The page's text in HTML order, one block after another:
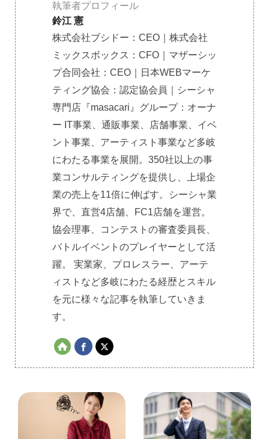
執筆者プロフィール
鈴江 憲
株式会社ブシドー：CEO｜株式会社
ミックスボックス：CFO｜マザーシッ
プ合同会社：CEO｜日本WEBマーケ
ティング協会：認定協会員｜シーシャ
専門店『masacari』グループ：オーナ
ー IT事業、通販事業、店舗事業、イベ
ント事業、アーティスト事業など多岐
にわたる事業を展開。350社以上の事
業コンサルティングを提供し、上場企
業の売上を11倍に伸ばす。シーシャ業
界で、直営4店舗、FC1店舗を運営。
協会理事、コンテストの審査委員長、
バトルイベントのプレイヤーとして活
躍。 実業家、プロレスラー、アーテ
ィストなど多岐にわたる経歴とスキル
を元に様々な記事を執筆していきま
す。